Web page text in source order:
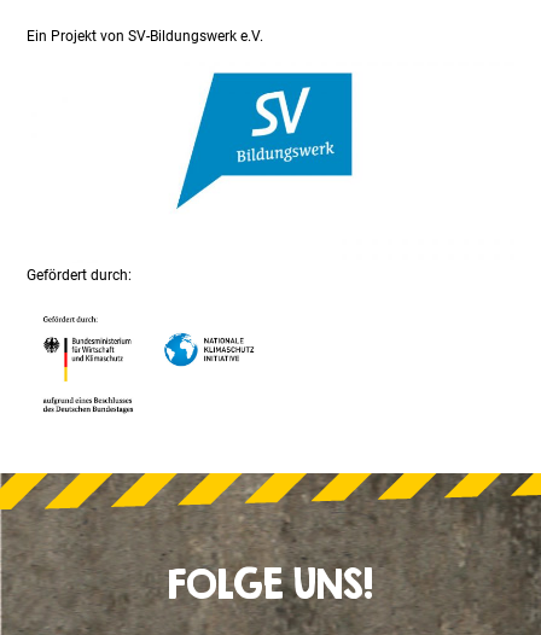
Ein Projekt von SV-Bildungswerk e.V.
Gefördert durch:
FOLGE UNS!